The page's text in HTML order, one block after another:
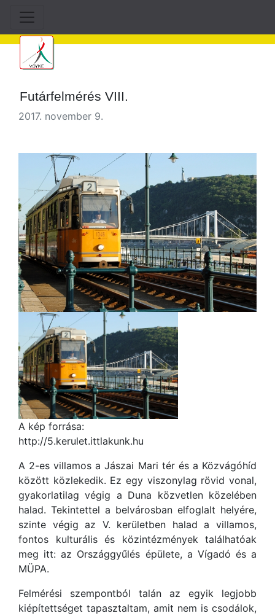
Futárfelmérés VIII.
2017. november 9.
A kép forrása:
http://5.kerulet.ittlakunk.hu
A 2-es villamos a Jászai Mari tér és a Közvágóhíd
között közlekedik. Ez egy viszonylag rövid vonal,
gyakorlatilag végig a Duna közvetlen közelében
halad. Tekintettel a belvárosban elfoglalt helyére,
szinte végig az V. kerületben halad a villamos,
fontos kulturális és közintézmények találhatóak
meg itt: az Országgyűlés épülete, a Vígadó és a
MÜPA.
Felmérési szempontból talán az egyik legjobb
kiépítettséget tapasztaltam, amit nem is csodálok,